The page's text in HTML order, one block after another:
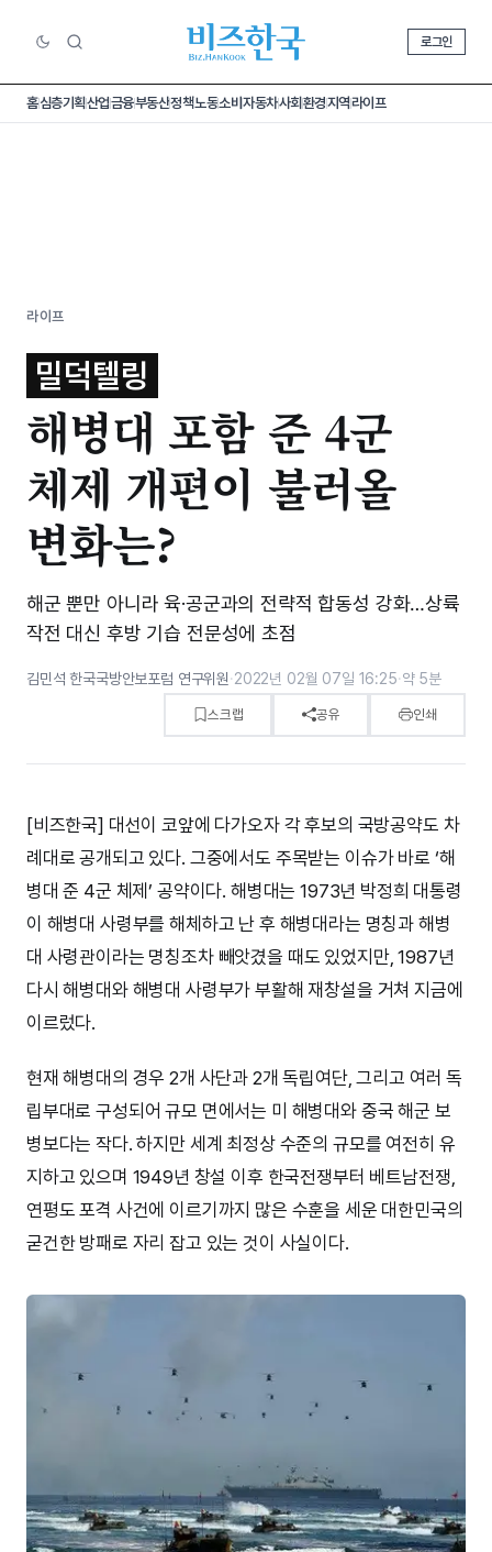
로그인
홈심층기획산업금융부동산정책노동소비 자동차사회환경지역라이프
라이프
밀덕텔링
해병대 포함 준 4군
체제 개편이 불러올
변화는?
해군 뿐만 아니라 육·공군과의 전략적 합동성 강화…상륙
작전 대신 후방 기습 전문성에 초점
김민석 한국국방안보포럼 연구위원·2022년 02월 07일 16:25·약 5분
스크랩 공유 인쇄
[비즈한국] 대선이 코앞에 다가오자 각 후보의 국방공약도 차
례대로 공개되고 있다. 그중에서도 주목받는 이슈가 바로 ‘해
병대 준 4군 체제’ 공약이다. 해병대는 1973년 박정희 대통령
이 해병대 사령부를 해체하고 난 후 해병대라는 명칭과 해병
대 사령관이라는 명칭조차 빼앗겼을 때도 있었지만, 1987년
다시 해병대와 해병대 사령부가 부활해 재창설을 거쳐 지금에
이르렀다.
현재 해병대의 경우 2개 사단과 2개 독립여단, 그리고 여러 독
립부대로 구성되어 규모 면에서는 미 해병대와 중국 해군 보
병보다는 작다. 하지만 세계 최정상 수준의 규모를 여전히 유
지하고 있으며 1949년 창설 이후 한국전쟁부터 베트남전쟁,
연평도 포격 사건에 이르기까지 많은 수훈을 세운 대한민국의
굳건한 방패로 자리 잡고 있는 것이 사실이다.